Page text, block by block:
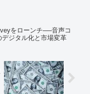
をローンチ──音声コ
デジタル化と市場変革